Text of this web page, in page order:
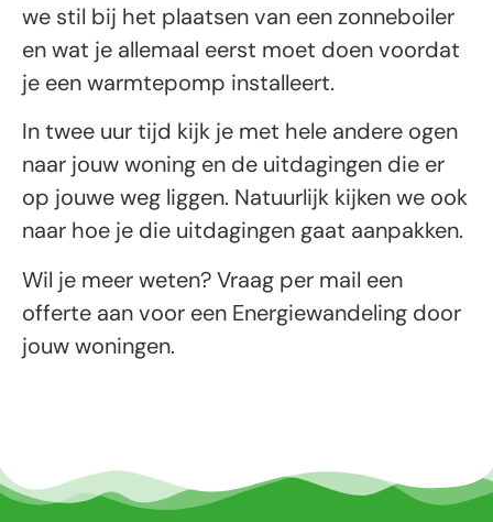
we stil bij het plaatsen van een zonneboiler
en wat je allemaal eerst moet doen voordat
je een warmtepomp installeert.
In twee uur tijd kijk je met hele andere ogen
naar jouw woning en de uitdagingen die er
op jouwe weg liggen. Natuurlijk kijken we ook
naar hoe je die uitdagingen gaat aanpakken.
Wil je meer weten? Vraag per mail een
offerte aan voor een Energiewandeling door
jouw woningen.